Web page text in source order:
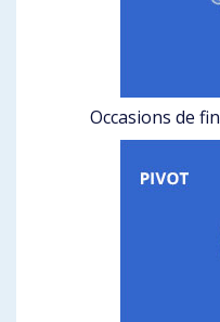
Occasions de